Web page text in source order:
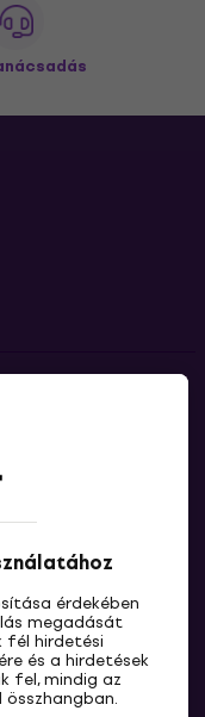
érdekében
megadását
fél hirdetési
és a hirdetések
fel, mindig az